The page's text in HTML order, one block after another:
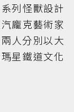
列怪獸設計
龐克藝術家
人分別以大
星鐵道文化